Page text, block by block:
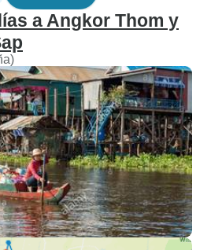
a Angkor Thom y